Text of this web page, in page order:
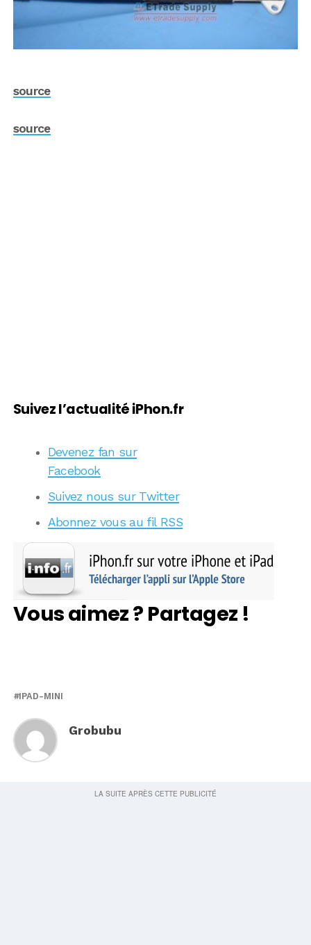
source
source
Suivez l’actualité iPhon.fr
Devenez fan sur
Facebook
Suivez nous sur Twitter
Abonnez vous au fil RSS
Vous aimez ? Partagez !
IPAD-MINI
Grobubu